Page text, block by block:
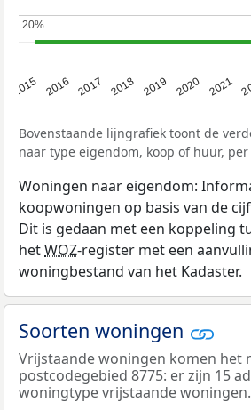
2015 2016 2017 2018 2019 2020 2021
20%
20%
Bovenstaande lijngrafiek toont de
naar type eigendom, koop of huur,
Woningen naar eigendom:
koopwoningen op basis van de
Dit is gedaan met een koppeling
hetWOZ-register met een
woningbestand van het Kadaster.
Soorten woningen
Vrijstaande woningen komen het
postcodegebied 8775: er zijn 15
woningtype vrijstaande woningen.